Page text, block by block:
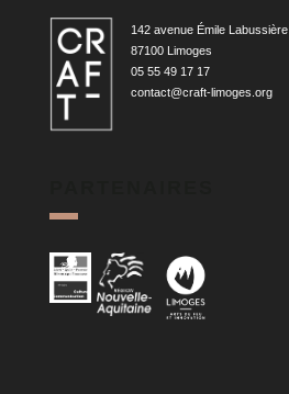
142 avenue Émile Labussière
87100 Limoges
05 55 49 17 17
contact@craft-limoges.org